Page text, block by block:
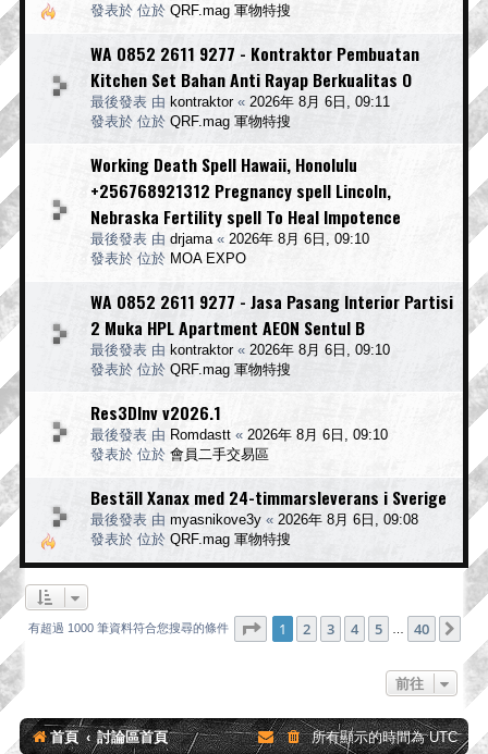
發表於 位於 QRF.mag 軍物特搜
WA 0852 2611 9277 - Kontraktor Pembuatan
Kitchen Set Bahan Anti Rayap Berkualitas O
最後發表 由 kontraktor« 2026年 8月 6日, 09:11
發表於 位於 QRF.mag 軍物特搜
Working Death Spell Hawaii, Honolulu
+256768921312 Pregnancy spell Lincoln,
Nebraska Fertility spell To Heal Impotence
最後發表 由 drjama « 2026年 8月 6日, 09:10
發表於 位於 MOA EXPO
WA 0852 2611 9277 - Jasa Pasang Interior Partisi
2 Muka HPL Apartment AEON Sentul B
最後發表 由 kontraktor« 2026年 8月 6日, 09:10
發表於 位於 QRF.mag 軍物特搜
Res3DInv v2026.1
最後發表 由 Romdastt « 2026年 8月 6日, 09:10
發表於 位於 會員二手交易區
Beställ Xanax med 24-timmarsleverans i Sverige
最後發表 由 myasnikove3y « 2026年 8月 6日, 09:08
發表於 位於 QRF.mag 軍物特搜
有超過 1000 筆資料符合您搜尋的條件 第 1 頁 (共40 頁)
1 2 3 4 5 40
前往
首頁 討論區首頁 所有顯示的時間為UTC